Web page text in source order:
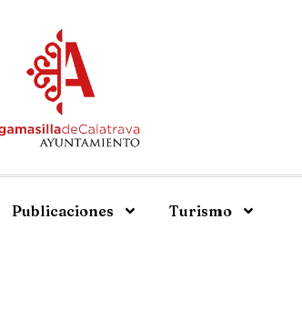
Publicaciones Turismo